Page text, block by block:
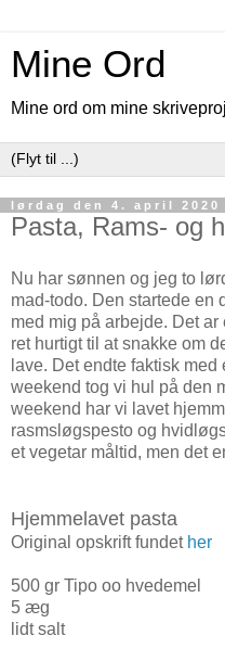
Mine Ord
Mine ord om mine
lørdag den 4. april 2020
Pasta, Rams- og
Nu har sønnen og jeg to
mad-todo. Den startede en
med mig på arbejde. Det
ret hurtigt til at snakke om
lave. Det endte faktisk
weekend tog vi hul på den
weekend har vi lavet
rasmsløgspesto og
et vegetar måltid, men det
Hjemmelavet pasta
Original opskrift fundet her
500 gr Tipo oo hvedemel
5 æg
lidt salt